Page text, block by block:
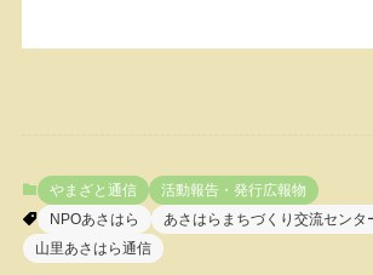
やまざと通信
活動報告・発行広報物
NPOあさはら
あさはらまちづくり交流センタ
山里あさはら通信